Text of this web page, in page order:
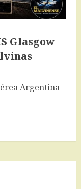
Glasgow
Argentina